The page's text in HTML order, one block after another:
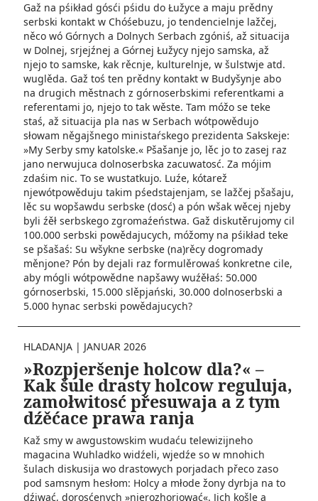
Gaž na pśikład gósći pśidu do Łužyce a maju prědny
serbski kontakt w Chóśebuzu, jo tendencielnje lažčej,
něco wó Górnych a Dolnych Serbach zgóniś, až situacija
w Dolnej, srjejźnej a Górnej Łužycy njejo samska, až
njejo to samske, kak rěcnje, kulturelnje, w šulstwje atd.
wuglěda. Gaž toś ten prědny kontakt w Budyšynje abo
na drugich městnach z górnoserbskimi referentkami a
referentami jo, njejo to tak wěste. Tam móžo se teke
staś, až situacija pla nas w Serbach wótpowědujo
słowam něgajšnego ministaŕskego prezidenta Sakskeje:
»My Serby smy katolske.« Pšašanje jo, lěc jo to zasej raz
jano nerwujuca dolnoserbska zacuwatosć. Za mójim
zdaśim nic. To se wustatkujo. Luźe, kótarež
njewótpowěduju takim pśedstajenjam, se lažčej pšašaju,
lěc su wopšawdu serbske (dosć) a pón wšak wěcej njeby
byli źěł serbskego zgromaźeństwa. Gaž diskutěrujomy cil
100.000 serbski powědajucych, móžomy na pśikład teke
se pšašaś: Su wšykne serbske (na)rěcy dogromady
měnjone? Pón by dejali raz formulěrowaś konkretne cile,
aby mógli wótpowědne napšawy wuźěłaś: 50.000
górnoserbski, 15.000 slěpjański, 30.000 dolnoserbski a
5.000 hynac serbski powědajucych?
HLADANJA | JANUAR 2026
»Rozpjeršenje holcow dla?« –
Kak šule drasty holcow reguluja,
zamołwitosć přesuwaja a z tym
dźěćace prawa ranja
Kaž smy w awgustowskim wudaću telewizijneho
magacina Wuhladko widźeli, wjedźe so w mnohich
šulach diskusija wo drastowych porjadach přeco zaso
pod samsnym hesłom: Holcy a młode žony dyrbja na to
dźiwać, dorosćenych »njerozhorjować«. Jich košle a